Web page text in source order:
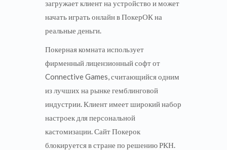
загружает клиент на устройство и может
начать играть онлайн в ПокерОК на
реальные деньги.
Покерная комната использует
фирменный лицензионный софт от
Connective Games, считающийся одним
из лучших на рынке гемблинговой
индустрии. Клиент имеет широкий набор
настроек для персональной
кастомизации. Сайт Покерок
блокируется в стране по решению РКН.